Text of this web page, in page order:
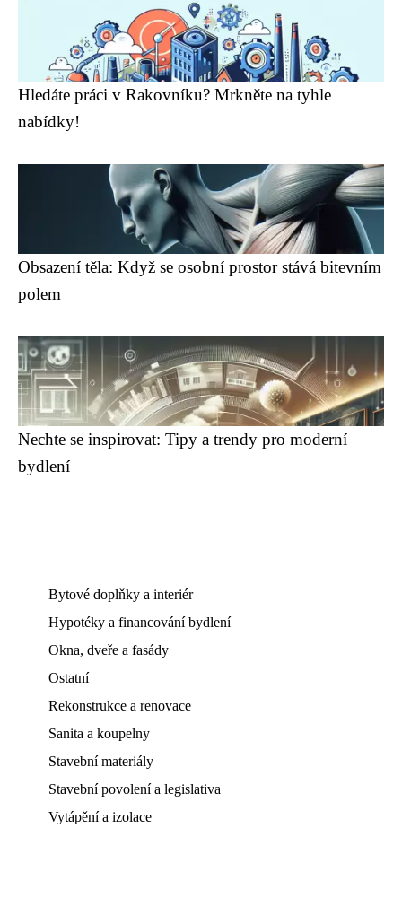
Hledáte práci v Rakovníku? Mrkněte na tyhle
nabídky!
Obsazení těla: Když se osobní prostor stává bitevním
polem
Nechte se inspirovat: Tipy a trendy pro moderní
bydlení
Bytové doplňky a interiér
Hypotéky a financování bydlení
Okna, dveře a fasády
Ostatní
Rekonstrukce a renovace
Sanita a koupelny
Stavební materiály
Stavební povolení a legislativa
Vytápění a izolace